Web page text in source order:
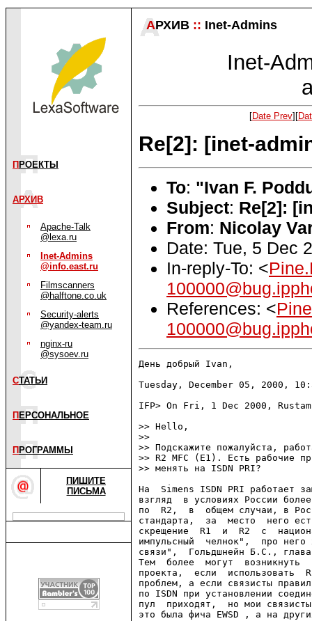
П РОЕКТЫ
АРХИВ
Apache-Talk
@lexa.ru
Inet-Admins
@info.east.ru
Filmscanners
@halftone.co.uk
Security-alerts
@yandex-team.ru
nginx-ru
@sysoev.ru
СТАТЬИ
П ЕРСОНАЛЬНОЕ
П РОГРАММЫ
ПИШИТЕ
ПИСЬМА
АРХИВ :: Inet-Admins
Inet-
[Date Prev][
Re[2]: [inet-
To: "Ivan F.
Subject: Re[2]:
From: Nicolay
Date: Tue, 5 Dec
In-reply-To: <
References: <
День добрый Ivan,
Tuesday, December 05, 2000,
IFP> On Fri, 1 Dec 2000,
>> Hello,
>>
>> Подскажите пожалуйста,
>> R2 MFC (E1). Есть рабочие
>> менять на ISDN PRI?
На  Simens ISDN PRI работает
взгляд  в условиях России
по  R2,  в  общем случаи, в
стандарта,  за  место  него
скрещение  R1  и  R2  с
импульсный  челнок",  про него
связи",  Гольдшнейн Б.С.,
Тем  более  могут  возникнуть
проекта,  если  использовать
проблем, а если связисты
по ISDN при установлении
пул  приходят,  но мои
это была фича EWSD , а на